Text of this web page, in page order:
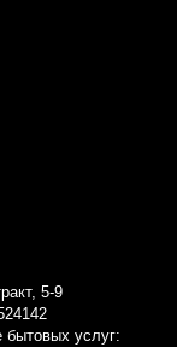
5-9
бытовых услуг: